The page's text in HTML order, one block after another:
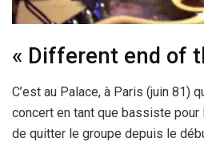
« Different end of
C’est au Palace, à Paris (juin 81)
concert en tant que bassiste
de quitter le groupe depuis le